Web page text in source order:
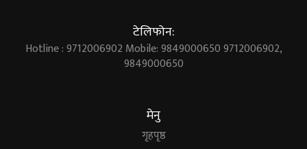
टेलिफोन:
Hotline : 9712006902 Mobile: 9849000650 9712006902,
9849000650
मेनु
गृहपृष्ठ